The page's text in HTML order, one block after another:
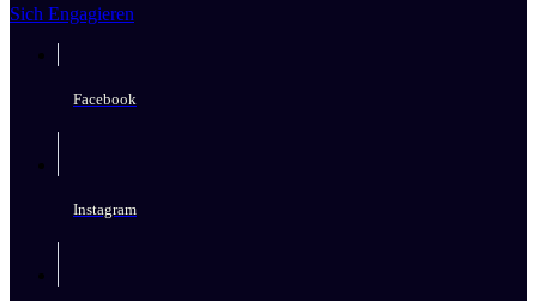
Sich Engagieren
Facebook
Instagram